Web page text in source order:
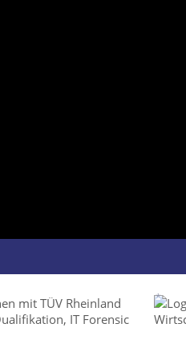
*